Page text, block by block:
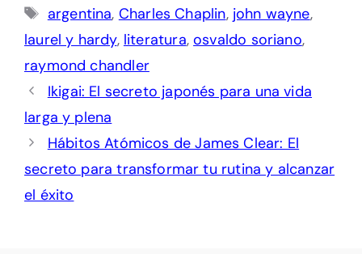
Etiquetas
argentina, Charles Chaplin, john wayne,
laurel y hardy, literatura,osvaldo soriano,
raymond chandler
Ikigai: El secreto japonés para una vida
larga y plena
Hábitos Atómicos de James Clear: El
secreto para transformar tu rutina y alcanzar
el éxito